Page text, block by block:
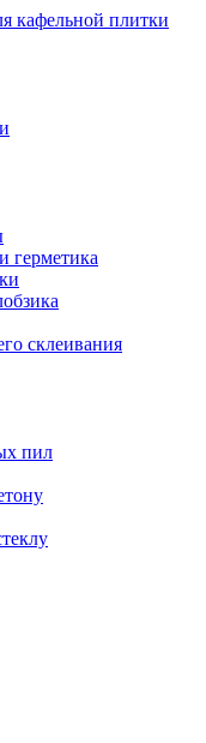
кафельной плитки
герметика
склеивания
пил